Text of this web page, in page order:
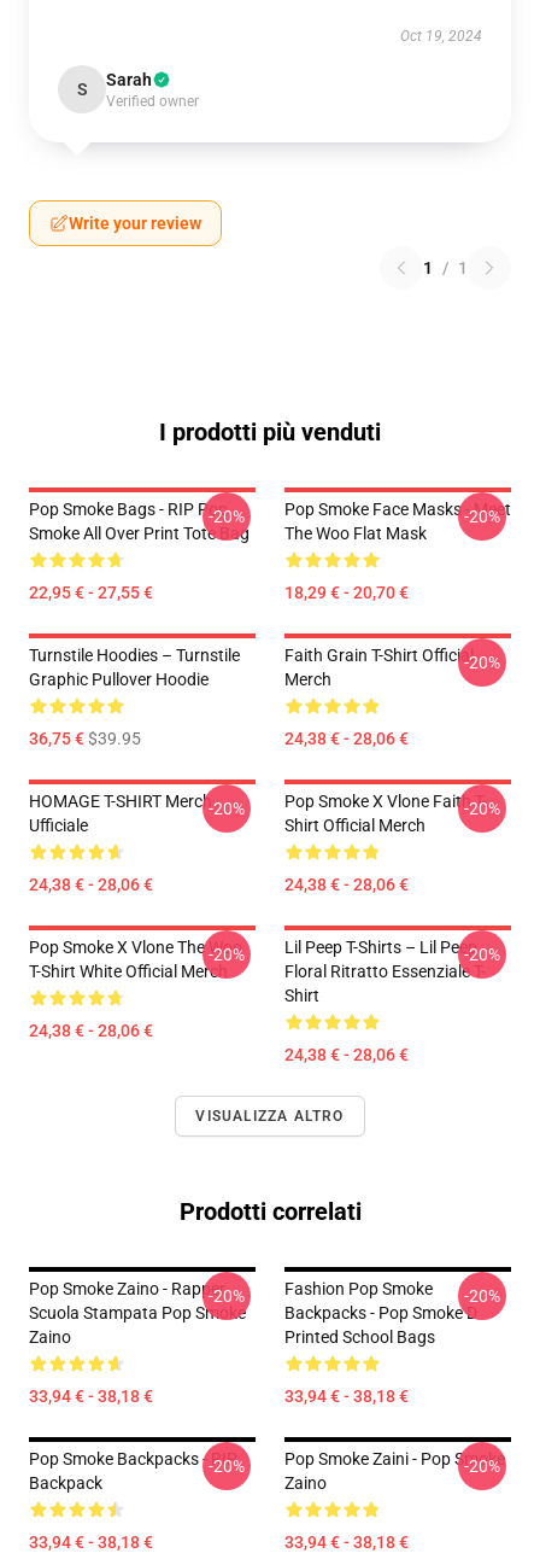
Oct 19, 2024
S Sarah
Verified owner
Write your review
1 / 1
I prodotti più venduti
Pop Smoke Bags - RIP Pop
Smoke All Over Print Tote Bag
22,95 € - 27,55 €
-20%
Pop Smoke Face Masks - Meet
The Woo Flat Mask
18,29 € - 20,70 €
-20%
Turnstile Hoodies – Turnstile
Graphic Pullover Hoodie
36,75 €$39.95
Faith Grain T-Shirt Official
Merch
24,38 € - 28,06 €
-20%
HOMAGE T-SHIRT Merch
Ufficiale
24,38 € - 28,06 €
-20%
Pop Smoke X Vlone Faith T-
Shirt Official Merch
24,38 € - 28,06 €
-20%
Pop Smoke X Vlone The Woo
T-Shirt White Official Merch
24,38 € - 28,06 €
-20%
Lil Peep T-Shirts – Lil Peep
Floral Ritratto Essenziale T-
Shirt
24,38 € - 28,06 €
-20%
VISUALIZZA ALTRO
Prodotti correlati
Pop Smoke Zaino - Rapper
Scuola Stampata Pop Smoke
Zaino
33,94 € - 38,18 €
-20%
Fashion Pop Smoke
Backpacks - Pop Smoke D
Printed School Bags
33,94 € - 38,18 €
-20%
Pop Smoke Backpacks - RIP
Backpack
33,94 € - 38,18 €
-20%
Pop Smoke Zaini - Pop Smoke
Zaino
33,94 € - 38,18 €
-20%